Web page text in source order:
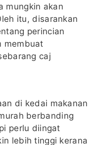
mungkin akan
itu, disarankan
perincian
membuat
caj
di kedai makanan
berbanding
perlu diingat
lebih tinggi kerana